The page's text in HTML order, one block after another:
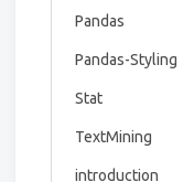
Pandas
Pandas-Styling
Stat
TextMining
introduction